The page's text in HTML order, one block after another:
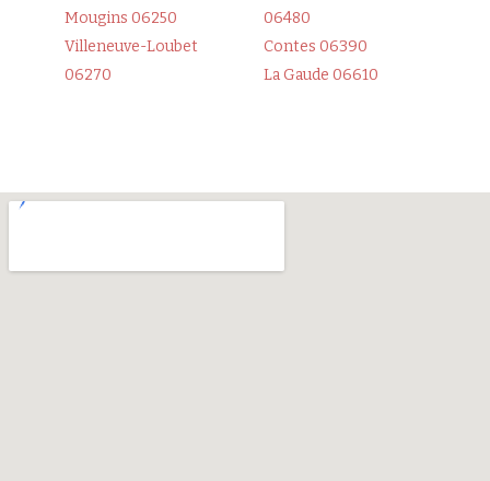
Mougins 06250
Villeneuve-Loubet
06270
06480
Contes 06390
La Gaude 06610